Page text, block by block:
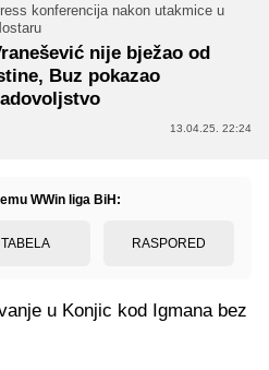
konferencija nakon utakmice u
nije bježao od
Buz pokazao
13.04.25. 22:24
WWin liga BiH:
TABELA RASPORED
u Konjic kod Igmana bez